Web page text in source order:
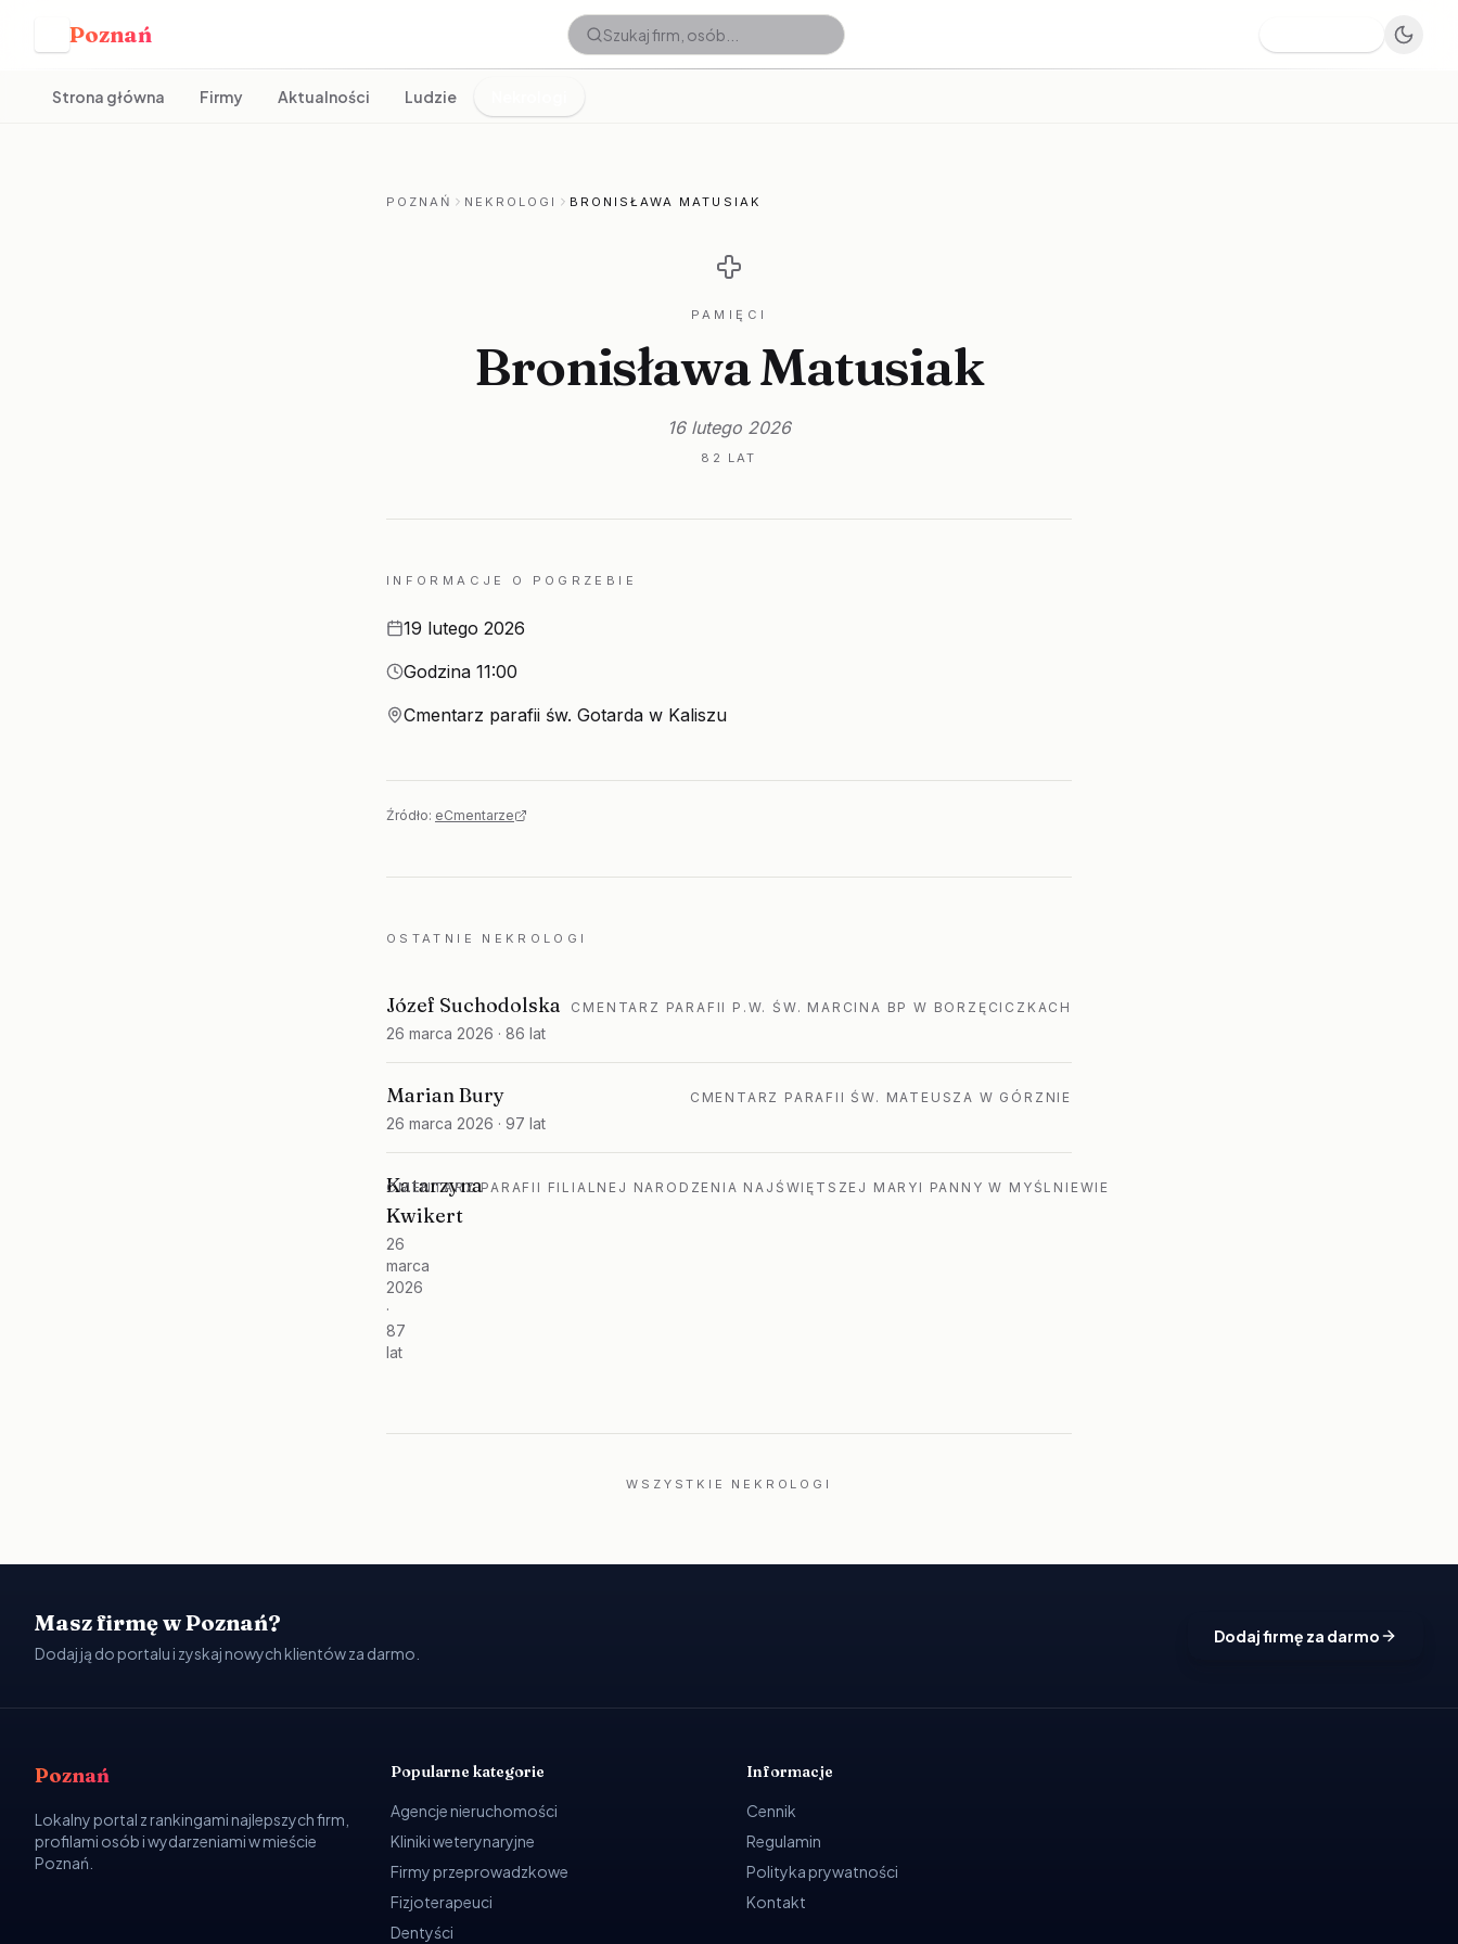
Poznań
Strona główna Firmy Aktualności Ludzie
POZNAŃ NEKROLOGI BRONISŁAWA MATUSIAK
PAMIĘCI
Bronisława Matusiak
16 lutego 2026
82 LAT
INFORMACJE O POGRZEBIE
Data19 lutego 2026
Godzina
Godzina 11:00
Miejsce
Cmentarz parafii św. Gotarda w Kaliszu
Źródło: eCmentarze
OSTATNIE NEKROLOGI
Józef Suchodolska
26 marca 2026 · 86 lat
CMENTARZ PARAFII P.W. ŚW. MARCINA BP W BORZĘCICZKACH
Marian Bury
26 marca 2026 · 97 lat
CMENTARZ PARAFII ŚW. MATEUSZA W GÓRZNIE
Katarzyna
Kwikert
26
marca
2026
·
87
lat
CMENTARZ PARAFII FILIALNEJ NARODZENIA NAJŚWIĘTSZEJ MARYI PANNY W MYŚLNIEWIE
WSZYSTKIE NEKROLOGI
Masz firmę w Poznań?
Dodaj ją do portalu i zyskaj nowych klientów za darmo.
Dodaj firmę za darmo
Poznań
Lokalny portal z rankingami najlepszych firm,
profilami osób i wydarzeniami w mieście
Poznań.
Popularne kategorie
Agencje nieruchomości
Kliniki weterynaryjne
Firmy przeprowadzkowe
Fizjoterapeuci
Dentyści
Informacje
Cennik
Regulamin
Polityka prywatności
Kontakt